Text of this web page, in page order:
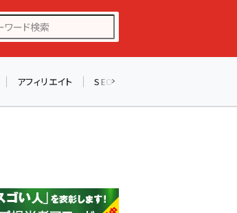
アスクル (1122)
アフィリエイト SEO